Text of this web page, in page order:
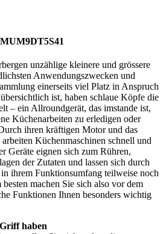
unzählige kleinere und grössere
Anwendungszwecken und
einerseits viel Platz in Anspruch
ist, haben schlaue Köpfe die
– ein Allroundgerät, das imstande ist,
Küchenarbeiten zu erledigen oder
ihren kräftigen Motor und das
arbeiten Küchenmaschinen schnell und
Geräte eignen sich zum Rühren,
der Zutaten und lassen sich durch
ihrem Funktionsumfang teilweise noch
machen Sie sich also vor dem
Funktionen Ihnen besonders wichtig
haben